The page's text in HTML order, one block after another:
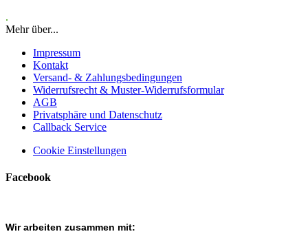
.
Mehr über...
Impressum
Kontakt
Versand- & Zahlungsbedingungen
Widerrufsrecht & Muster-Widerrufsformular
AGB
Privatsphäre und Datenschutz
Callback Service
Cookie Einstellungen
Facebook
Wir arbeiten zusammen mit: